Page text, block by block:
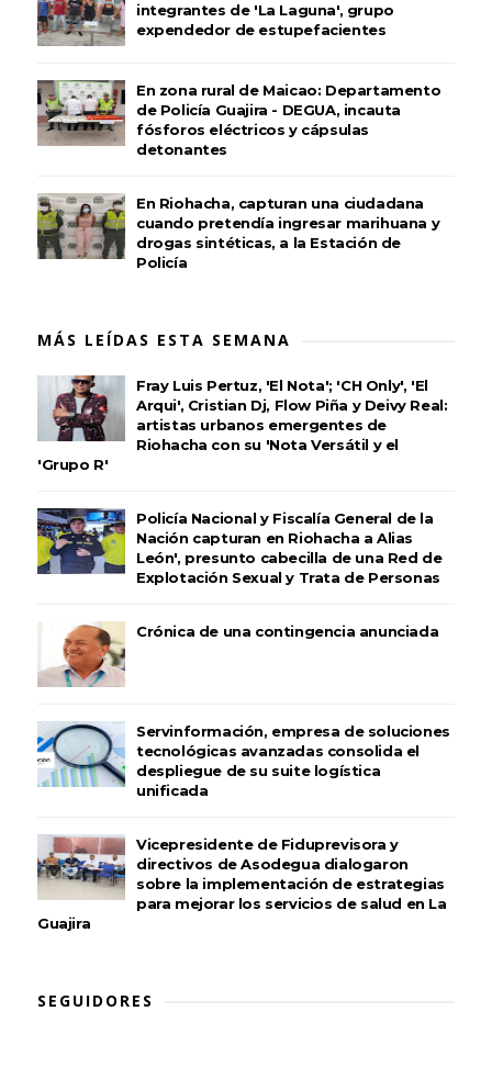
integrantes de 'La Laguna', grupo
expendedor de estupefacientes
En zona rural de Maicao: Departamento
de Policía Guajira - DEGUA, incauta
fósforos eléctricos y cápsulas
detonantes
En Riohacha, capturan una ciudadana
cuando pretendía ingresar marihuana y
drogas sintéticas, a la Estación de
Policía
MÁS LEÍDAS ESTA SEMANA
Fray Luis Pertuz, 'El Nota'; 'CH Only', 'El
Arqui', Cristian Dj, Flow Piña y Deivy Real:
artistas urbanos emergentes de
Riohacha con su 'Nota Versátil y el
'Grupo R'
Policía Nacional y Fiscalía General de la
Nación capturan en Riohacha a Alias
León', presunto cabecilla de una Red de
Explotación Sexual y Trata de Personas
Crónica de una contingencia anunciada
Servinformación, empresa de soluciones
tecnológicas avanzadas consolida el
despliegue de su suite logística
unificada
Vicepresidente de Fiduprevisora y
directivos de Asodegua dialogaron
sobre la implementación de estrategias
para mejorar los servicios de salud en La
Guajira
SEGUIDORES